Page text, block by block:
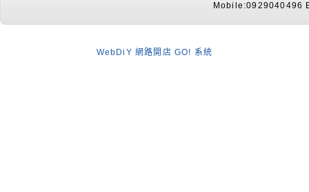
Mobile:0929040496
WebDiY 網路開店 GO! 系統